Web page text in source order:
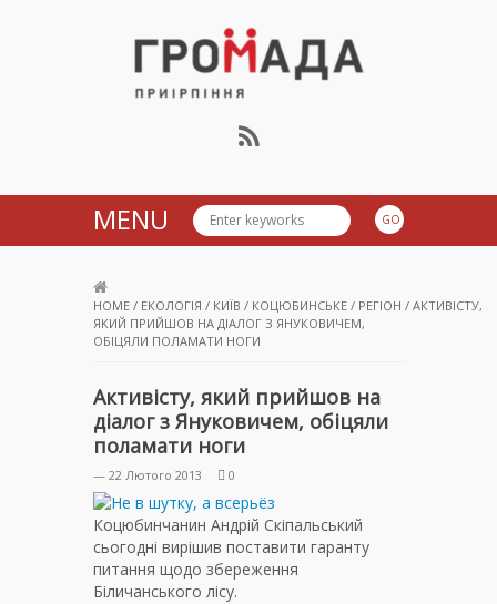
Громада Приірпіння
MENU
HOME / ЕКОЛОГІЯ / КИЇВ / КОЦЮБИНСЬКЕ / РЕГІОН / АКТИВІСТУ,
ЯКИЙ ПРИЙШОВ НА ДІАЛОГ З ЯНУКОВИЧЕМ,
ОБІЦЯЛИ ПОЛАМАТИ НОГИ
Активісту, який прийшов на
діалог з Януковичем, обіцяли
поламати ноги
— 22 Лютого 2013 0
Коцюбинчанин Андрій Скіпальський
сьогодні вирішив поставити гаранту
питання щодо збереження
Біличанського лісу.